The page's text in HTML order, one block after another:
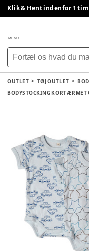
Klik & Hent indenfor 1
MENU
OUTLET TØJ OUTLET
BODYSTOCKING KORTÆRMET